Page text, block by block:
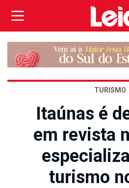
TURISMO
Itaúnas é
em revista
turismo